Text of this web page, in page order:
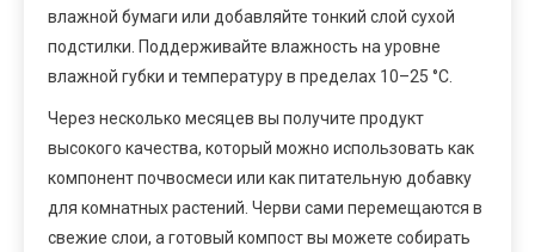
влажной бумаги или добавляйте тонкий слой сухой
подстилки. Поддерживайте влажность на уровне
влажной губки и температуру в пределах 10–25 °C.
Через несколько месяцев вы получите продукт
высокого качества, который можно использовать как
компонент почвосмеси или как питательную добавку
для комнатных растений. Черви сами перемещаются в
свежие слои, а готовый компост вы можете собирать